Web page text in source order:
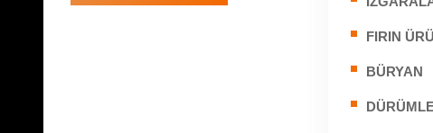
FIRIN
BÜRYAN